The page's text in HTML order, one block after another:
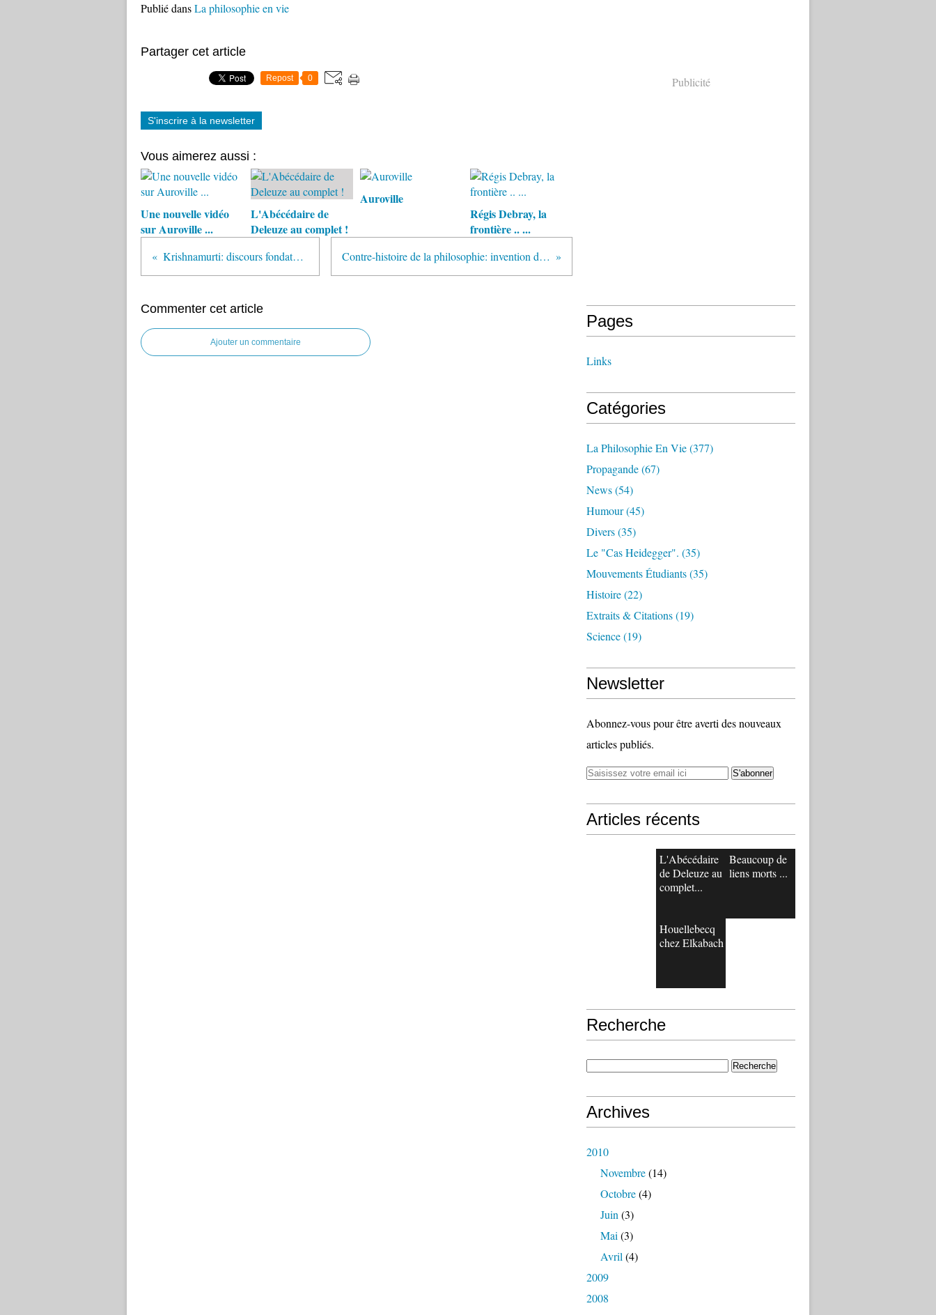
Publié dansLa philosophie en vie
Partager cet article
Repost 0
S'inscrire à la newsletter
Vous aimerez aussi :
Une nouvelle vidéo
sur Auroville ...
L'Abécédaire de
Deleuze au complet !
Auroville
Régis Debray, la
frontière .. ...
Krishnamurti: discours fondateur (2/2) Contre-histoire de la philosophie: invention de jésus(6)
Commenter cet article
Ajouter un commentaire
Publicité
Pages
Links
Catégories
La Philosophie En Vie(377)
Propagande(67)
News(54)
Humour(45)
Divers(35)
Le "cas Heidegger". (35)
Mouvements Étudiants(35)
Histoire(22)
Extraits & Citations(19)
Science(19)
Newsletter
Abonnez-vous pour être averti des nouveaux
articles publiés.
Articles récents
L'Abécédaire
de Deleuze au
complet...
Beaucoup de
liens morts ...
Houellebecq
chez Elkabach
Recherche
Archives
2010
Novembre(14)
Octobre(4)
Juin (3)
Mai (3)
Avril (4)
2009
2008